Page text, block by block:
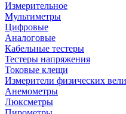
Измерительное
Мультиметры
Цифровые
Аналоговые
Кабельные тестеры
Тестеры напряжения
Токовые клещи
Измерители физических
Анемометры
Люксметры